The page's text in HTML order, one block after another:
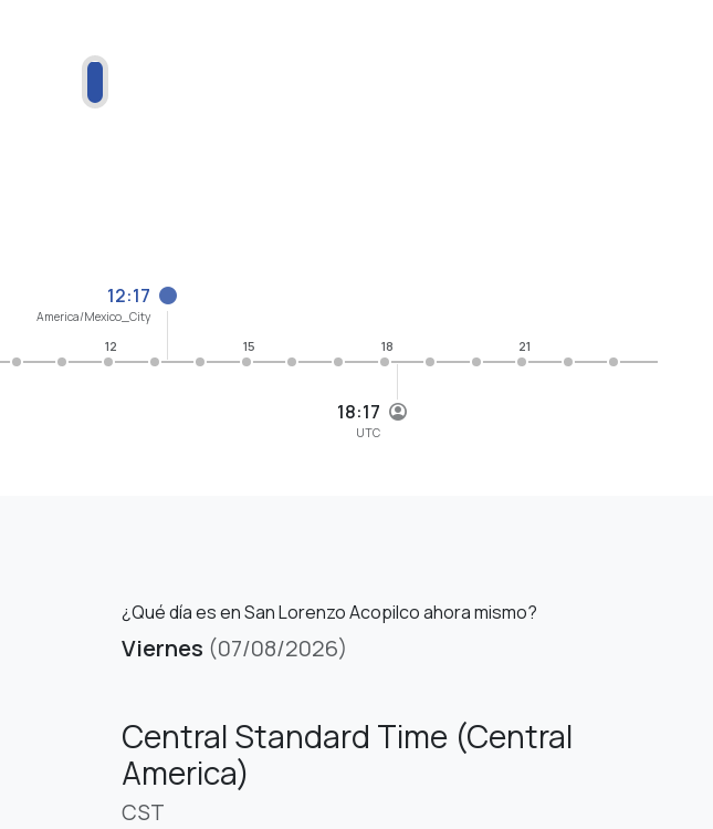
18:17
UTC
12:17
America/Mexico_City
12 15 18 21
¿Qué día es en San Lorenzo Acopilco ahora mismo?
Viernes (07/08/2026)
Central Standard Time (Central
America)
CST